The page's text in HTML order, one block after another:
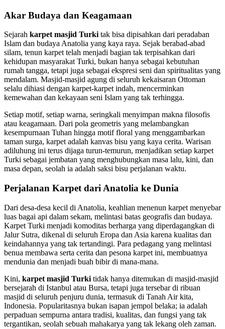
Akar Budaya dan Keagamaan
Sejarah karpet masjid Turkitak bisa dipisahkan dari peradaban
Islam dan budaya Anatolia yang kaya raya. Sejak berabad-abad
silam, tenun karpet telah menjadi bagian tak terpisahkan dari
kehidupan masyarakat Turki, bukan hanya sebagai kebutuhan
rumah tangga, tetapi juga sebagai ekspresi seni dan spiritualitas yang
mendalam. Masjid-masjid agung di seluruh kekaisaran Ottoman
selalu dihiasi dengan karpet-karpet indah, mencerminkan
kemewahan dan kekayaan seni Islam yang tak terhingga.
Setiap motif, setiap warna, seringkali menyimpan makna filosofis
atau keagamaan. Dari pola geometris yang melambangkan
kesempurnaan Tuhan hingga motif floral yang menggambarkan
taman surga, karpet adalah kanvas bisu yang kaya cerita. Warisan
adiluhung ini terus dijaga turun-temurun, menjadikan setiap karpet
Turki sebagai jembatan yang menghubungkan masa lalu, kini, dan
masa depan, seolah ia adalah saksi bisu perjalanan waktu.
Perjalanan Karpet dari Anatolia ke Dunia
Dari desa-desa kecil di Anatolia, keahlian menenun karpet menyebar
luas bagai api dalam sekam, melintasi batas geografis dan budaya.
Karpet Turki menjadi komoditas berharga yang diperdagangkan di
Jalur Sutra, dikenal di seluruh Eropa dan Asia karena kualitas dan
keindahannya yang tak tertandingi. Para pedagang yang melintasi
benua membawa serta cerita dan pesona karpet ini, membuatnya
mendunia dan menjadi buah bibir di mana-mana.
Kini, karpet masjid Turki tidak hanya ditemukan di masjid-masjid
bersejarah di Istanbul atau Bursa, tetapi juga tersebar di ribuan
masjid di seluruh penjuru dunia, termasuk di Tanah Air kita,
Indonesia. Popularitasnya bukan isapan jempol belaka; ia adalah
perpaduan sempurna antara tradisi, kualitas, dan fungsi yang tak
tergantikan, seolah sebuah mahakarya yang tak lekang oleh zaman.